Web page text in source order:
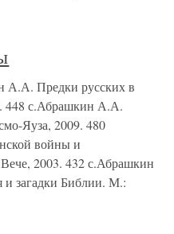
А.А. Предки русских в
448 с.Абрашкин А.А.
Яуза, 2009. 480
войны и
2003. 432 с.Абрашкин
и загадки Библии. М.: